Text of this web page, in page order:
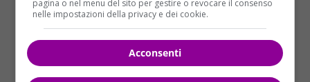
da Dolo.
pagina o nel menu del sito per gestire o revocare il consenso
nelle impostazioni della privacy e dei cookie.
Acconsenti